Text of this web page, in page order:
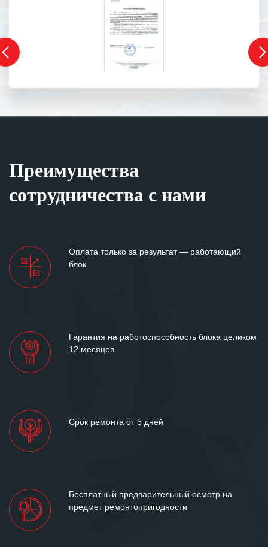
Преимущества
сотрудничества с нами
Оплата только за результат — работающий
блок
Гарантия на работоспособность блока целиком
12 месяцев
Срок ремонта от 5 дней
Бесплатный предварительный осмотр на
предмет ремонтопригодности